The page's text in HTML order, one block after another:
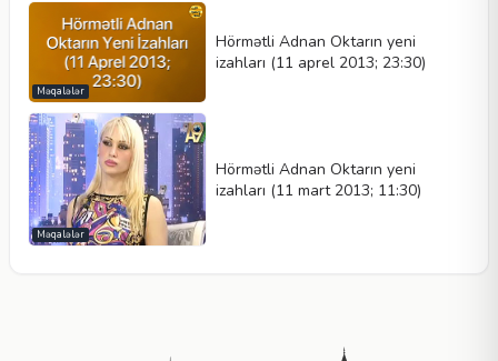
Məqalələr
Hörmətli Adnan Oktarın yeni
izahları (11 aprel 2013; 23:30)
Məqalələr
Hörmətli Adnan Oktarın yeni
izahları (11 mart 2013; 11:30)